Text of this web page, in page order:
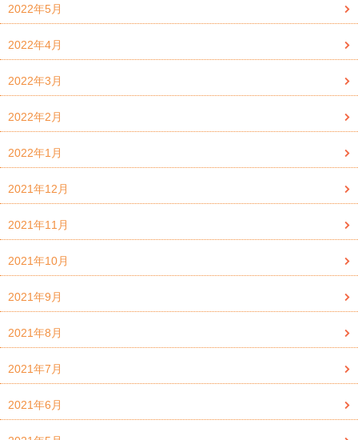
2022年5月
2022年4月
2022年3月
2022年2月
2022年1月
2021年12月
2021年11月
2021年10月
2021年9月
2021年8月
2021年7月
2021年6月